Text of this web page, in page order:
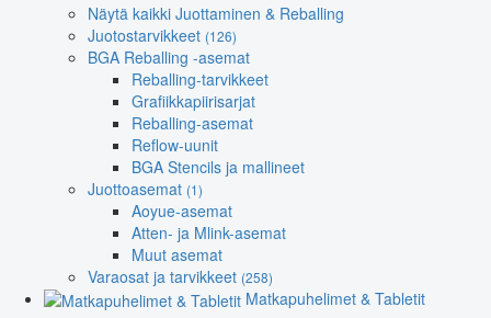
Näytä kaikki Juottaminen & Reballing
Juotostarvikkeet (126)
BGA Reballing -asemat
Reballing-tarvikkeet
Grafiikkapiirisarjat
Reballing-asemat
Reflow-uunit
BGA Stencils ja mallineet
Juottoasemat (1)
Aoyue-asemat
Atten- ja Mlink-asemat
Muut asemat
Varaosat ja tarvikkeet (258)
Matkapuhelimet & Tabletit